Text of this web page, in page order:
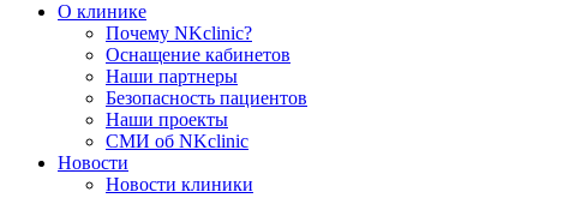
О клинике
Почему NKclinic?
Оснащение кабинетов
Наши партнеры
Безопасность пациентов
Наши проекты
СМИ об NKclinic
Новости
Новости клиники